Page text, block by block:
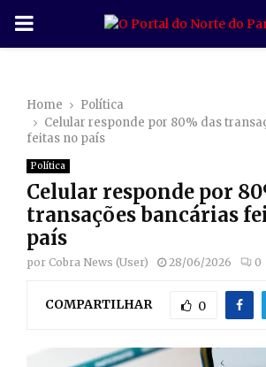
P
M
A
R
Home
Política
Celular responde por 80% das
feitas no país
Política
Celular responde por
transações bancárias
país
por Cobra News (User) 28/06/2026 0
COMPARTILHAR 0